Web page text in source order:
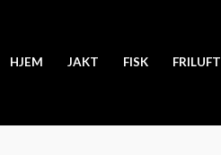
HJEM JAKT FISK FRILUFT